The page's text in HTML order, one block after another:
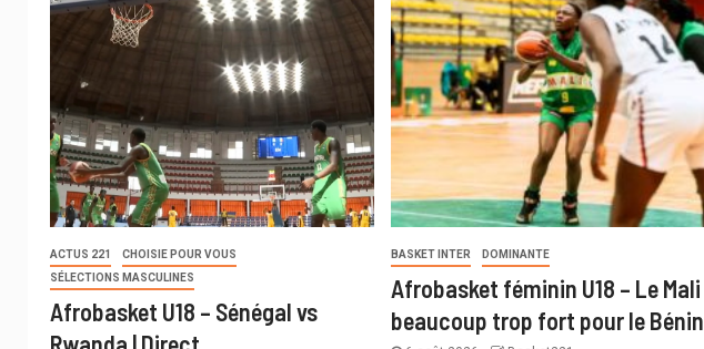
ACTUS 221
CHOISIE POUR VOUS
SÉLECTIONS MASCULINES
Afrobasket U18 – Sénégal vs
BASKET INTER DOMINANTE
Afrobasket féminin U18 – Le Mali
beaucoup trop fort pour le Bénin